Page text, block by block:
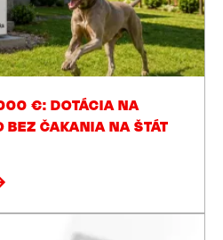
€: DOTÁCIA NA
BEZ ČAKANIA NA ŠTÁT